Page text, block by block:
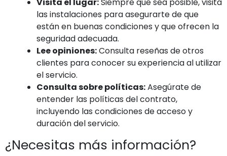
las instalaciones para asegurarte de que
están en buenas condiciones y que ofrecen la
seguridad adecuada.
Lee opiniones:Consulta reseñas de otros
clientes para conocer su experiencia al utilizar
el servicio.
Consulta sobre políticas:Asegúrate de
entender las políticas del contrato,
incluyendo las condiciones de acceso y
duración del servicio.
¿Necesitas más información?